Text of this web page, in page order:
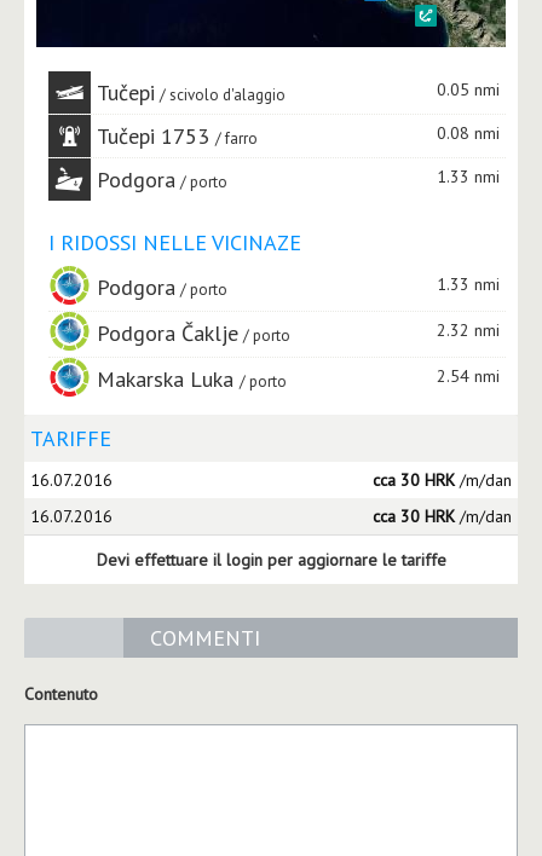
Tučepi scivolo d'alaggio 0.05 nmi
Tučepi 1753 farro 0.08 nmi
Podgora porto 1.33 nmi
I RIDOSSI NELLE VICINAZE
Podgora
porto 1.33 nmi
Podgora Čaklje porto 2.32 nmi
Makarska Luka porto 2.54 nmi
TARIFFE
16.07.2016 cca 30 HRK/m/dan
16.07.2016
cca 30 HRK/m/dan
Devi effettuare il login per aggiornare le tariffe
COMMENTI
Contenuto